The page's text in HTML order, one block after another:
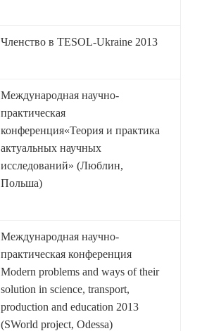
Членство в TESOL-Ukraine 2013
Международная научно-
практическая
конференция«Теория и практика
актуальных научных
исследований» (Люблин,
Польша)
Международная научно-
практическая конференция
Modern problems and ways of their
solution in science, transport,
production and education 2013
(SWorld project, Odessa)